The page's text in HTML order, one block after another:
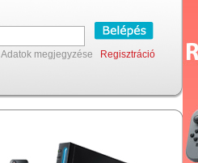
Adatok megjegyzése Regisztráció